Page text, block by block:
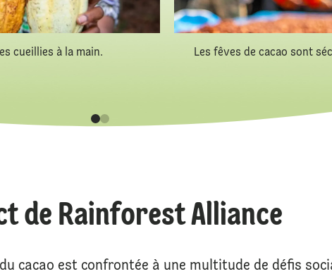
cueillies à la main. Les fêves de cacao sont
de Rainforest Alliance
cacao est confrontée à une multitude de défis